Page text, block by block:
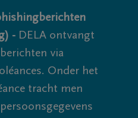
- DELA ontvangt
via
Onder het
tracht men